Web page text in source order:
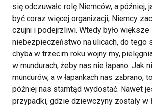
się odczuwało rolę Niemców, a później,
być coraz więcej organizacji, Niemcy
czujni i podejrzliwi. Wtedy było większe
niebezpieczeństwo na ulicach, do tego
chyba w trzecim roku wojny my,
w mundurach, żeby nas nie łapano. Jak
mundurów, a w łapankach nas zabrano,
później nas stamtąd wydostać. Nawet
przypadki, gdzie dziewczyny zostały w